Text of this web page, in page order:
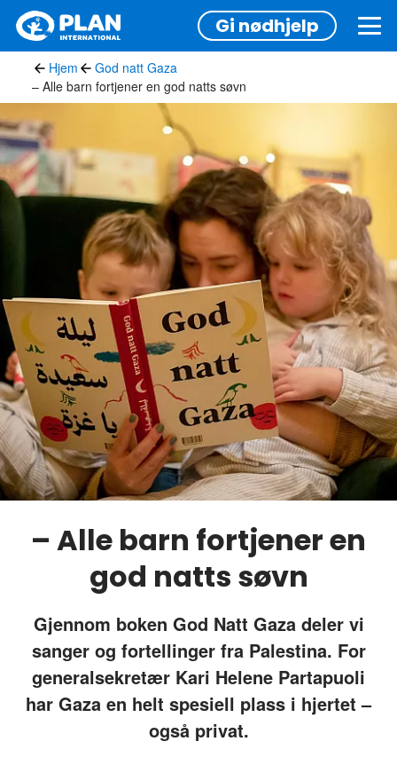
Hopp
hovedinnhold
Gi nødhjelp
Hjem
God natt Gaza
– Alle barn fortjener en god natts søvn
– Alle barn fortjener en
god natts søvn
Gjennom boken God Natt Gaza deler vi
sanger og fortellinger fra Palestina. For
generalsekretær Kari Helene Partapuoli
har Gaza en helt spesiell plass i hjertet –
også privat.